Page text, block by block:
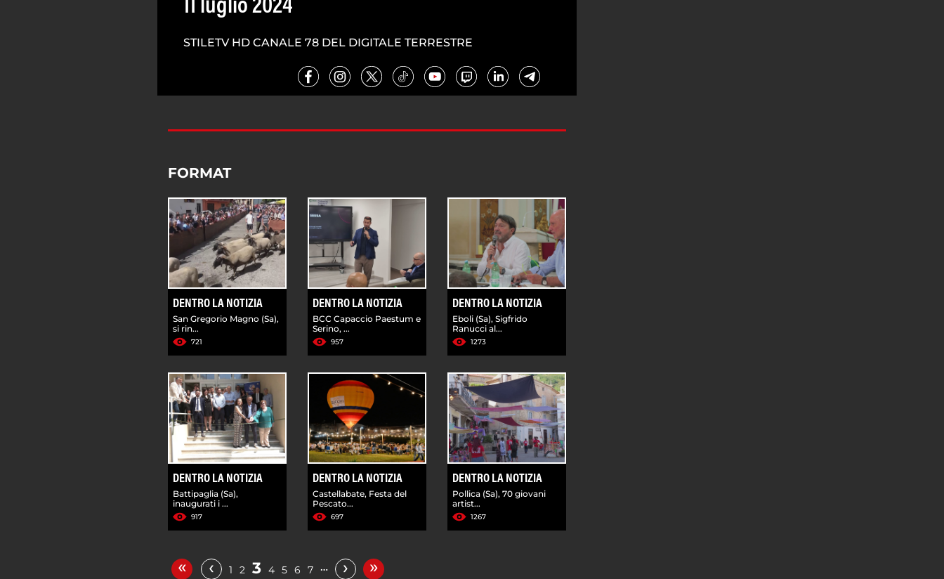
11 luglio 2024
STILETV HD CANALE 78 DEL DIGITALE TERRESTRE
FORMAT
DENTRO LA NOTIZIA
San Gregorio Magno (Sa),
si rin...
721
DENTRO LA NOTIZIA
BCC Capaccio Paestum e
Serino, ...
957
DENTRO LA NOTIZIA
Eboli (Sa), Sigfrido
Ranucci al...
1273
DENTRO LA NOTIZIA
Battipaglia (Sa),
inaugurati i ...
917
DENTRO LA NOTIZIA
Castellabate, Festa del
Pescato...
697
DENTRO LA NOTIZIA
Pollica (Sa), 70 giovani
artist...
1267
« ‹ 1 2 3 4 5 6 7 … › »